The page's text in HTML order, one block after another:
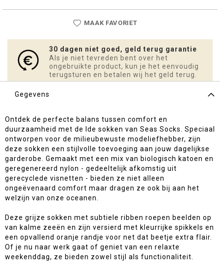
MAAK FAVORIET
30 dagen niet goed, geld terug garantie
Als je niet tevreden bent over het
ongebruikte product, kun je het eenvoudig
terugsturen en betalen wij het geld terug.
Gegevens
Ontdek de perfecte balans tussen comfort en
duurzaamheid met de Ide sokken van Seas Socks. Speciaal
ontworpen voor de milieubewuste modeliefhebber, zijn
deze sokken een stijlvolle toevoeging aan jouw dagelijkse
garderobe. Gemaakt met een mix van biologisch katoen en
geregenereerd nylon - gedeeltelijk afkomstig uit
gerecyclede visnetten - bieden ze niet alleen
ongeëvenaard comfort maar dragen ze ook bij aan het
welzijn van onze oceanen.
Deze grijze sokken met subtiele ribben roepen beelden op
van kalme zeeën en zijn versierd met kleurrijke spikkels en
een opvallend oranje randje voor net dat beetje extra flair.
Of je nu naar werk gaat of geniet van een relaxte
weekenddag, ze bieden zowel stijl als functionaliteit.